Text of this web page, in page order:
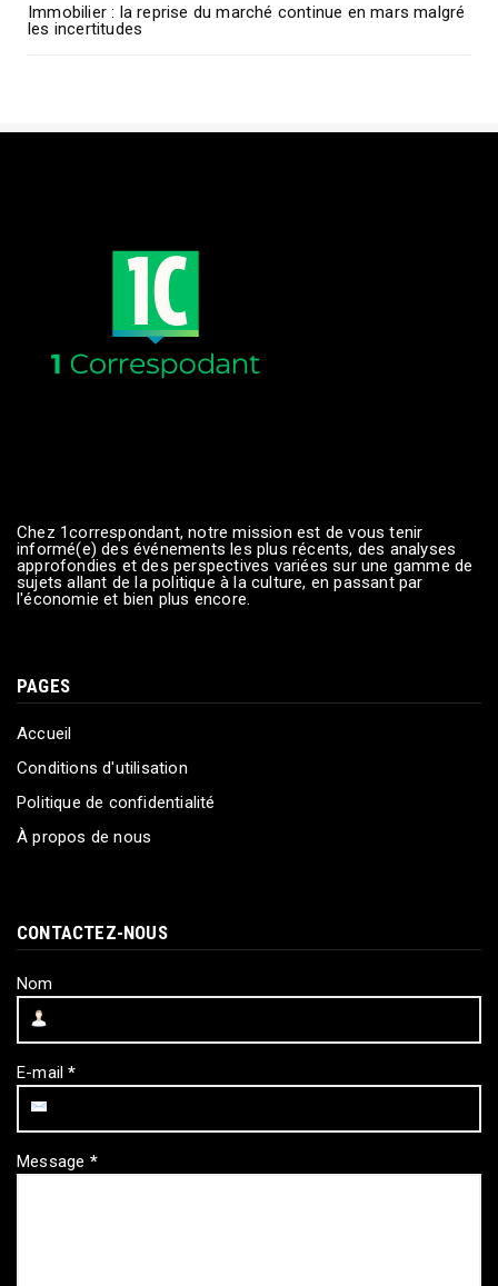
Immobilier : la reprise du marché continue en mars malgré
les incertitudes
Chez 1correspondant, notre mission est de vous tenir
informé(e) des événements les plus récents, des analyses
approfondies et des perspectives variées sur une gamme de
sujets allant de la politique à la culture, en passant par
l'économie et bien plus encore.
PAGES
Accueil
Conditions d'utilisation
Politique de confidentialité
À propos de nous
CONTACTEZ-NOUS
Nom
E-mail*
Message *